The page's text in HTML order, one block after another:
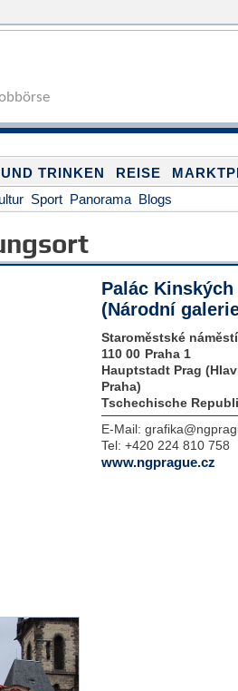
TRINKEN REISE
Sport Panorama Blogs
Palác Kinských
(Národní
Staroměstské
110 00 Praha 1
Hauptstadt Prag
Praha)
Tschechische
E-Mail:
Tel: +420 224 810 758
www.ngprague.cz